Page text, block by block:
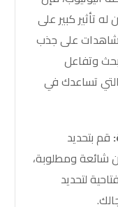
تأثير كبير على
على جذب
وتفاعل
تساعدك في
قم بتحديد
شائعة ومطلوبة،
لتحديد